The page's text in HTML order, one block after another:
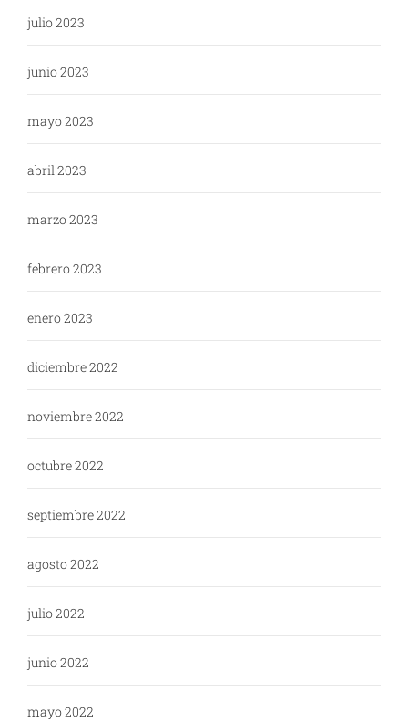
julio 2023
junio 2023
mayo 2023
abril 2023
marzo 2023
febrero 2023
enero 2023
diciembre 2022
noviembre 2022
octubre 2022
septiembre 2022
agosto 2022
julio 2022
junio 2022
mayo 2022